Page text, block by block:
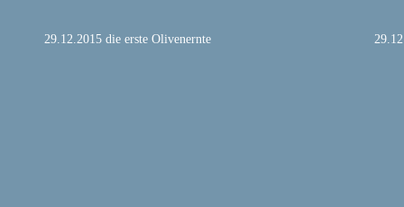
29.12.2015 die erste Olivenernte